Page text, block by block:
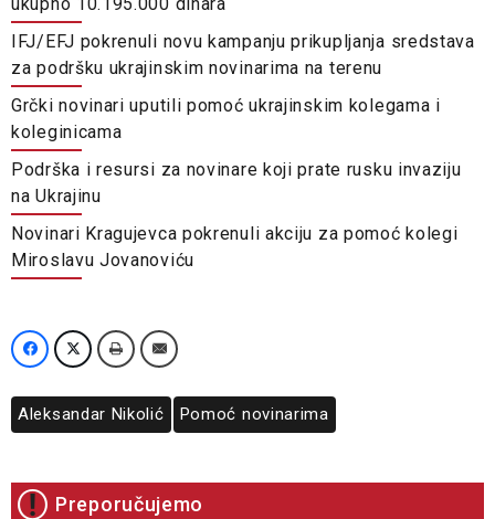
IFJ/EFJ pokrenuli novu kampanju prikupljanja sredstava
za podršku ukrajinskim novinarima na terenu
Grčki novinari uputili pomoć ukrajinskim kolegama i
koleginicama
Podrška i resursi za novinare koji prate rusku invaziju
na Ukrajinu
Novinari Kragujevca pokrenuli akciju za pomoć kolegi
Miroslavu Jovanoviću
Aleksandar Nikolić Pomoć novinarima
Preporučujemo